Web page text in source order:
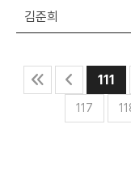
김준희
111
117